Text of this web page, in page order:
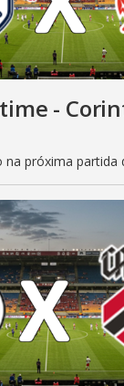
time -
próxima partida